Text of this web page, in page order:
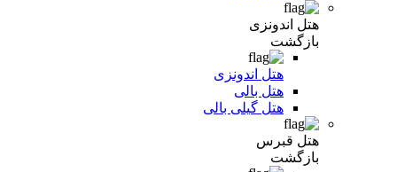
هتل اندونزی
بازگشت
هتل اندونزی
هتل بالی
هتل گیلی بالی
هتل قبرس
بازگشت